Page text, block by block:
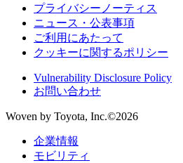
プライバシーノーティス
ニュース・公表事項
ご利用にあたって
クッキーに関するポリシー
Vulnerability Disclosure Policy
お問い合わせ
Woven by Toyota, Inc.©2026
企業情報
モビリティ